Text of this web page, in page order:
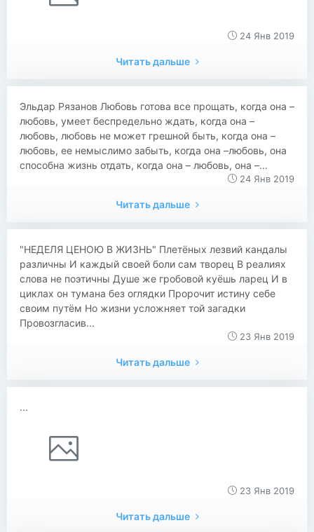
24 Янв 2019
Читать дальше
Эльдар Рязанов Любовь готова все прощать, когда она –
любовь, умеет беспредельно ждать, когда она –
любовь, любовь не может грешной быть, когда она –
любовь, ее немыслимо забыть, когда она –любовь, она
способна жизнь отдать, когда она – любовь, она –...
24 Янв 2019
Читать дальше
​​​​"НЕДЕЛЯ ЦЕНОЮ В ЖИЗНЬ" Плетёных лезвий кандалы
различны И каждый своей боли сам творец В реалиях
слова не поэтичны Душе же гробовой куёшь ларец И в
циклах он тумана без оглядки Пророчит истину себе
своим путём Но жизни усложняет той загадки
Провозгласив...
23 Янв 2019
Читать дальше
...
23 Янв 2019
Читать дальше